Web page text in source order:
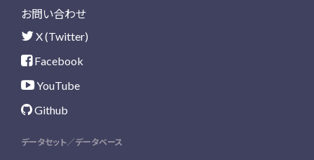
お問い合わせ
X (Twitter)
Facebook
YouTube
Github
データセット／データベース